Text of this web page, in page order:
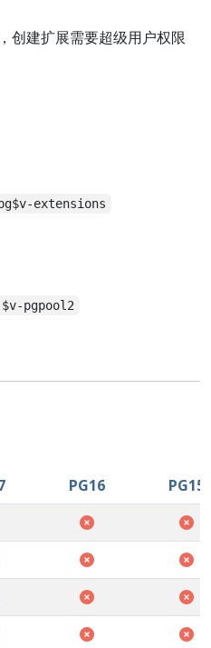
创建扩展需要超级用户权限
extensions
pgpool2
PG16 PG15